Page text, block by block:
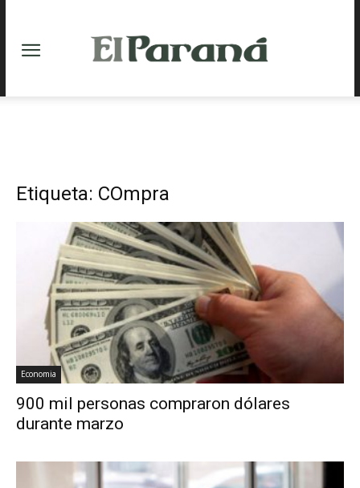
Etiqueta: COmpra
Economia
900 mil personas compraron dólares
durante marzo